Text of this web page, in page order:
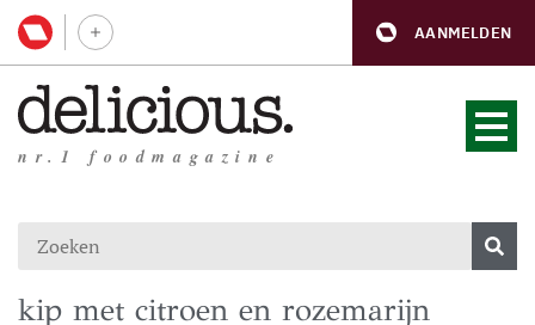
AANMELDEN
nr.1 foodmagazine
kip met citroen en rozemarijn